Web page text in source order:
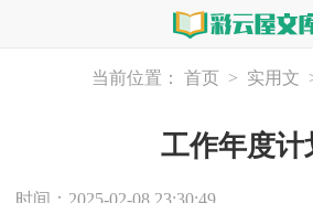
当前位置： 首页 > 实用文
工作年度计
时间：2025-02-08 23:30:49